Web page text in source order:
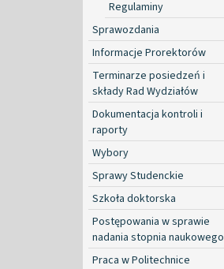
Regulaminy
Sprawozdania
Informacje Prorektorów
Terminarze posiedzeń i
składy Rad Wydziałów
Dokumentacja kontroli i
raporty
Wybory
Sprawy Studenckie
Szkoła doktorska
Postępowania w sprawie
nadania stopnia naukowego
Praca w Politechnice